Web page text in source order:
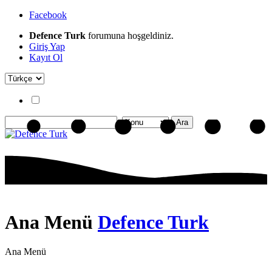
Facebook
Defence Turk forumuna hoşgeldiniz.
Giriş Yap
Kayıt Ol
Ana Menü Defence Turk
Ana Menü